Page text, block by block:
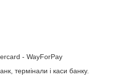
- WayForPay
термінали і каси банку.